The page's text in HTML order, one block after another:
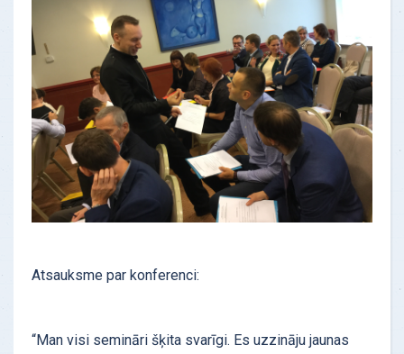
Atsauksme par konferenci:
“Man visi semināri šķita svarīgi. Es uzzināju jaunas